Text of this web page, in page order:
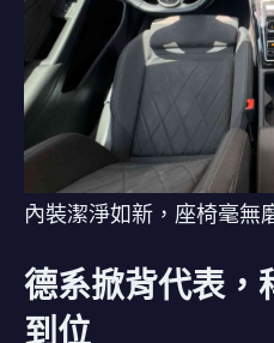
內裝潔淨如新，座椅毫無
德系掀背代表，
到位